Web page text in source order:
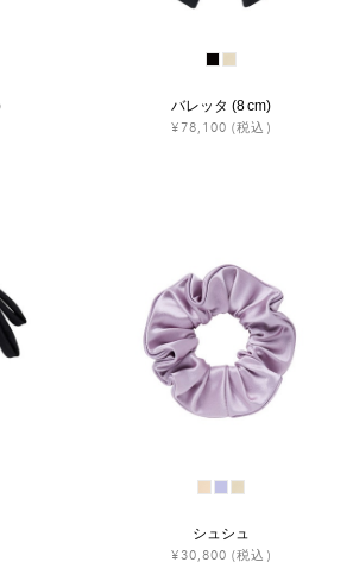
バレッタ (8 cm)
¥78,100 (税込)
シュシュ
¥30,800 (税込)